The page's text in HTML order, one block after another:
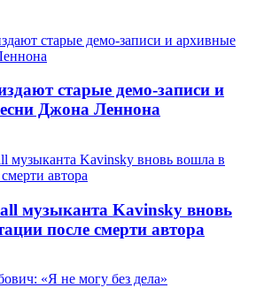
старые демо-записи и
Джона Леннона
музыканта Kavinsky вновь
после смерти автора